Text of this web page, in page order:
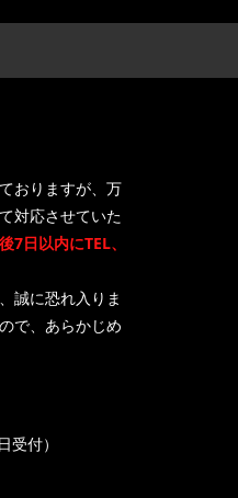
おりますが、万
対応させていた
7日以内にTEL、
誠に恐れ入りま
で、あらかじめ
受付）